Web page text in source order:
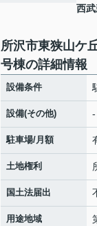
西
所沢市東狭山
号棟の詳細情報
設備条件
設備(その他) -
駐車場/月額
土地権利
国土法届出
用途地域